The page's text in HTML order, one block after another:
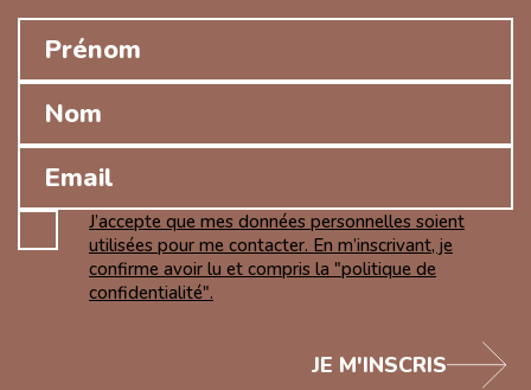
J’accepte que mes données personnelles soient
utilisées pour me contacter. En m’inscrivant, je
confirme avoir lu et compris la "politique de
confidentialité".
JE M'INSCRIS